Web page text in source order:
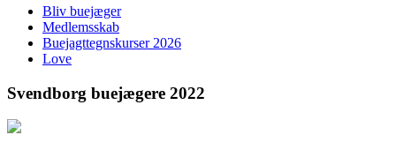
Bliv buejæger
Medlemsskab
Buejagttegnskurser 2026
Love
Svendborg buejægere 2022